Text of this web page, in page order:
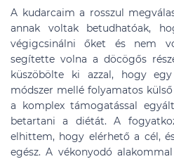
A kudarcaim a rosszul
annak voltak betudhatóak,
végigcsinálni őket és nem
segítette volna a döcögős
küszöbölte ki azzal, hogy
módszer mellé folyamatos
a komplex támogatással
betartani a diétát. A
elhittem, hogy elérhető a cél,
egész. A vékonyodó